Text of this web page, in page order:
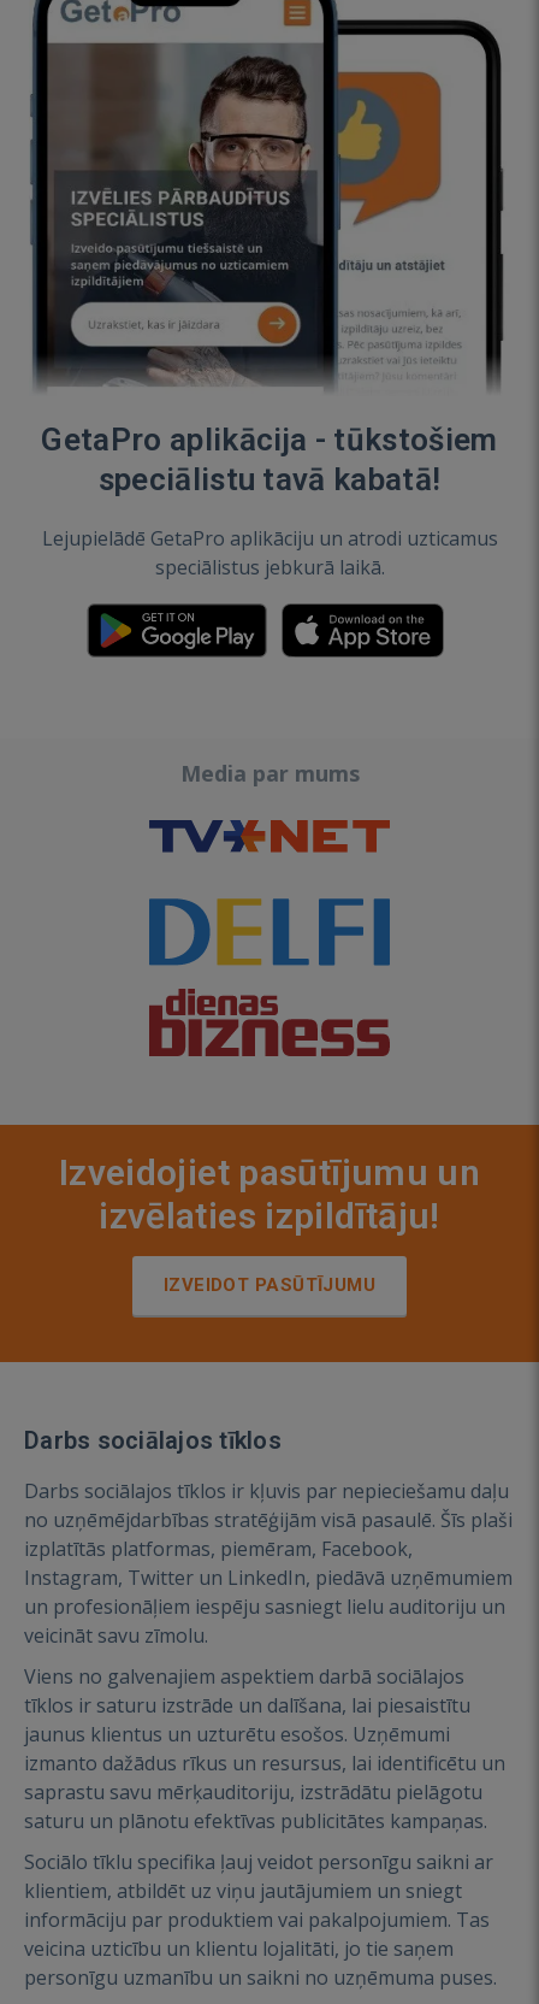
GetaPro aplikācija - tūkstošiem
speciālistu tavā kabatā!
Lejupielādē GetaPro aplikāciju un atrodi uzticamus
speciālistus jebkurā laikā.
Media par mums
Izveidojiet pasūtījumu un
izvēlaties izpildītāju!
IZVEIDOT PASŪTĪJUMU
Darbs sociālajos tīklos
Darbs sociālajos tīklos ir kļuvis par nepieciešamu daļu
no uzņēmējdarbības stratēģijām visā pasaulē. Šīs plaši
izplatītās platformas, piemēram, Facebook,
Instagram, Twitter un LinkedIn, piedāvā uzņēmumiem
un profesionāļiem iespēju sasniegt lielu auditoriju un
veicināt savu zīmolu.
Viens no galvenajiem aspektiem darbā sociālajos
tīklos ir saturu izstrāde un dalīšana, lai piesaistītu
jaunus klientus un uzturētu esošos. Uzņēmumi
izmanto dažādus rīkus un resursus, lai identificētu un
saprastu savu mērķauditoriju, izstrādātu pielāgotu
saturu un plānotu efektīvas publicitātes kampaņas.
Sociālo tīklu specifika ļauj veidot personīgu saikni ar
klientiem, atbildēt uz viņu jautājumiem un sniegt
informāciju par produktiem vai pakalpojumiem. Tas
veicina uzticību un klientu lojalitāti, jo tie saņem
personīgu uzmanību un saikni no uzņēmuma puses.